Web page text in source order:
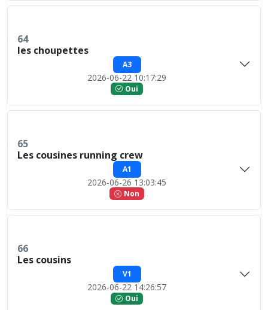
64
les choupettes
A3
2026-06-22 10:17:29
Oui
65
Les cousines running crew
A1
2026-06-26 13:03:45
Non
66
Les cousins
V1
2026-06-22 14:26:57
Oui